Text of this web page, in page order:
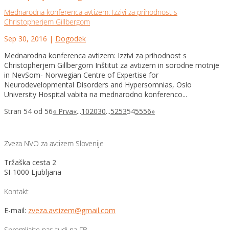
Mednarodna konferenca avtizem: Izzivi za prihodnost s
Christopherjem Gillbergom
Sep 30, 2016 | Dogodek
Mednarodna konferenca avtizem: Izzivi za prihodnost s
Christopherjem Gillbergom Inštitut za avtizem in sorodne motnje
in NevSom- Norwegian Centre of Expertise for
Neurodevelopmental Disorders and Hypersomnias, Oslo
University Hospital vabita na mednarodno konferenco...
Stran 54 od 56« Prva«...102030...5253545556»
Zveza NVO za avtizem Slovenije
Tržaška cesta 2
SI-1000 Ljubljana
Kontakt
E-mail: zveza.avtizem@gmail.com